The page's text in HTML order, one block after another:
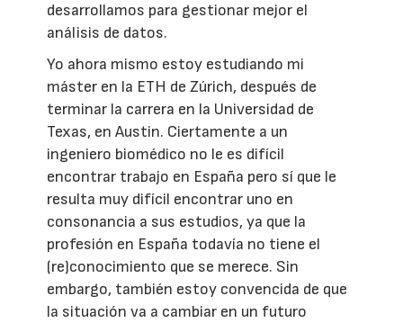
desarrollamos para gestionar mejor el
análisis de datos.
Yo ahora mismo estoy estudiando mi
máster en la ETH de Zúrich, después de
terminar la carrera en la Universidad de
Texas, en Austin. Ciertamente a un
ingeniero biomédico no le es difícil
encontrar trabajo en España pero sí que le
resulta muy difícil encontrar uno en
consonancia a sus estudios, ya que la
profesión en España todavía no tiene el
(re)conocimiento que se merece. Sin
embargo, también estoy convencida de que
la situación va a cambiar en un futuro